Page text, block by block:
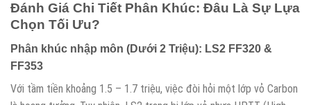
Đánh Giá Chi Tiết Phân Khúc: Đâu Là Sự Lựa
Chọn Tối Ưu?
Phân khúc nhập môn (Dưới 2 Triệu): LS2 FF320 &
FF353
Với tầm tiền khoảng 1.5 – 1.7 triệu, việc đòi hỏi một lớp vỏ Carbon